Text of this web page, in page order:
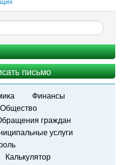
письмо
Финансы
Общество
граждан
услуги
Калькулятор